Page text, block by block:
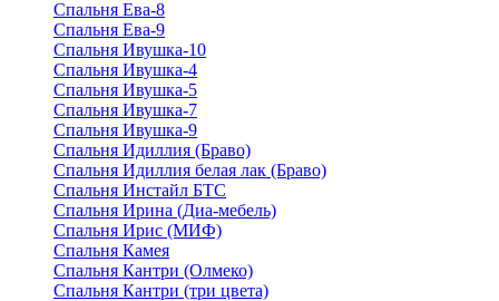
Спальня Ева-8
Спальня Ева-9
Спальня Ивушка-10
Спальня Ивушка-4
Спальня Ивушка-5
Спальня Ивушка-7
Спальня Ивушка-9
Спальня Идиллия (Браво)
Спальня Идиллия белая лак (Браво)
Спальня Инстайл БТС
Спальня Ирина (Диа-мебель)
Спальня Ирис (МИФ)
Спальня Камея
Спальня Кантри (Олмеко)
Спальня Кантри (три цвета)